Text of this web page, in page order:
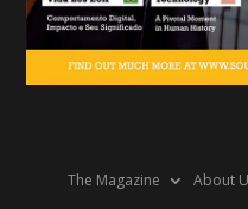
The Magazine About